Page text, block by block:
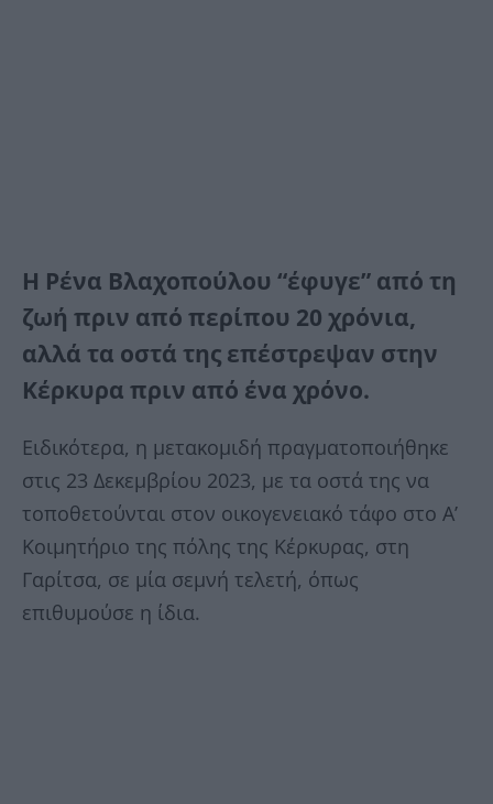
Η Ρένα Βλαχοπούλου “έφυγε” από τη
ζωή πριν από περίπου 20 χρόνια,
αλλά τα οστά της επέστρεψαν στην
Κέρκυρα πριν από ένα χρόνο.
Ειδικότερα, η μετακομιδή πραγματοποιήθηκε
στις 23 Δεκεμβρίου 2023, με τα οστά της να
τοποθετούνται στον οικογενειακό τάφο στο Α’
Κοιμητήριο της πόλης της Κέρκυρας, στη
Γαρίτσα, σε μία σεμνή τελετή, όπως
επιθυμούσε η ίδια.